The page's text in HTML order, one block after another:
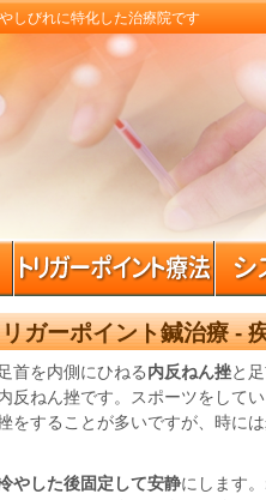
しびれに特化した治療院です
ガーポイント鍼治療 -
首を内側にひねる内反ねん挫と
反ねん挫です。スポーツをして
をすることが多いですが、時に
やした後固定して安静にします